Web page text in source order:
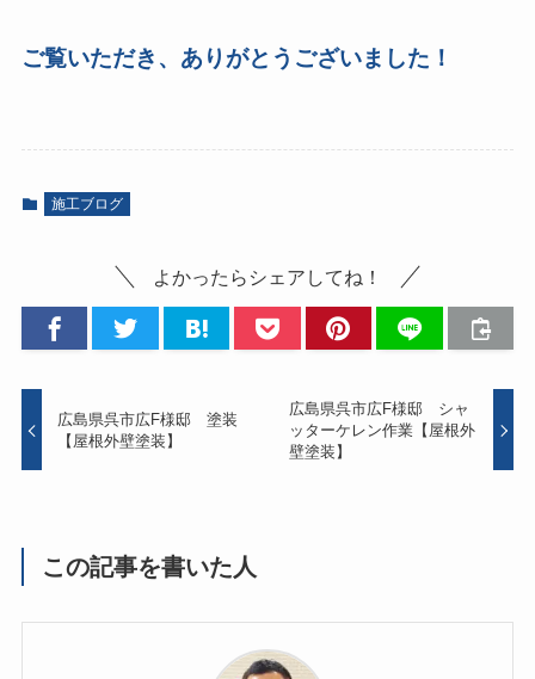
ご覧いただき、ありがとうございました！
施工ブログ
よかったらシェアしてね！
広島県呉市広F様邸 塗装
【屋根外壁塗装】
広島県呉市広F様邸 シャ
ッターケレン作業【屋根外
壁塗装】
この記事を書いた人